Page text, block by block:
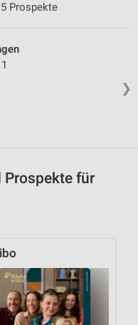
Prospekte
❯
Prospekte für
oder